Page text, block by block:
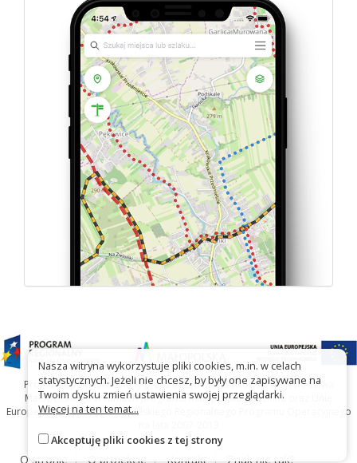
Projekt współfinansowany przez Urząd Marszałkowski Województwa
Małopolskiego w ramach programu Małopolska Gościnna oraz Unię
Europejską w ramach Małopolskiego Regionalnego Programu Operacyjnego
O stronie O projekcie Kontakt Znak nie tak?
Nasza witryna wykorzystuje pliki cookies, m.in. w celach
statystycznych. Jeżeli nie chcesz, by były one zapisywane na
Twoim dysku zmień ustawienia swojej przeglądarki.
Więcej na ten temat...
Akceptuję pliki cookies z tej strony